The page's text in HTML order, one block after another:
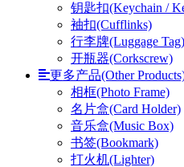
钥匙扣(Keychain /
袖扣(Cufflinks)
行李牌(Luggage Tag)
开瓶器(Corkscrew)
更多产品(Other
相框(Photo Frame)
名片盒(Card Holder)
音乐盒(Music Box)
书签(Bookmark)
打火机(Lighter)